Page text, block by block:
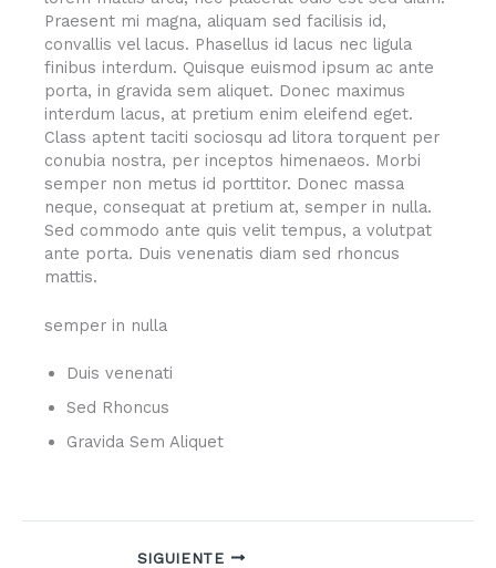
Praesent mi magna, aliquam sed facilisis id,
convallis vel lacus. Phasellus id lacus nec ligula
finibus interdum. Quisque euismod ipsum ac ante
porta, in gravida sem aliquet. Donec maximus
interdum lacus, at pretium enim eleifend eget.
Class aptent taciti sociosqu ad litora torquent per
conubia nostra, per inceptos himenaeos. Morbi
semper non metus id porttitor. Donec massa
neque, consequat at pretium at, semper in nulla.
Sed commodo ante quis velit tempus, a volutpat
ante porta. Duis venenatis diam sed rhoncus
mattis.
semper in nulla
Duis venenati
Sed Rhoncus
Gravida Sem Aliquet
SIGUIENTE